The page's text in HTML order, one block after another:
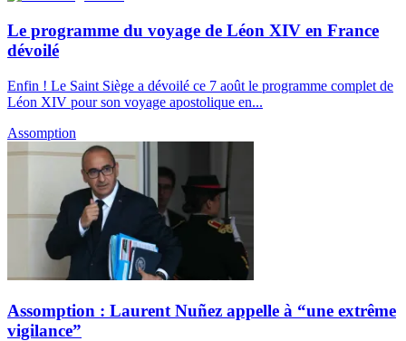
Le programme du voyage de Léon XIV en France
dévoilé
Enfin ! Le Saint Siège a dévoilé ce 7 août le programme complet de
Léon XIV pour son voyage apostolique en...
Assomption
Assomption : Laurent Nuñez appelle à “une extrême
vigilance”